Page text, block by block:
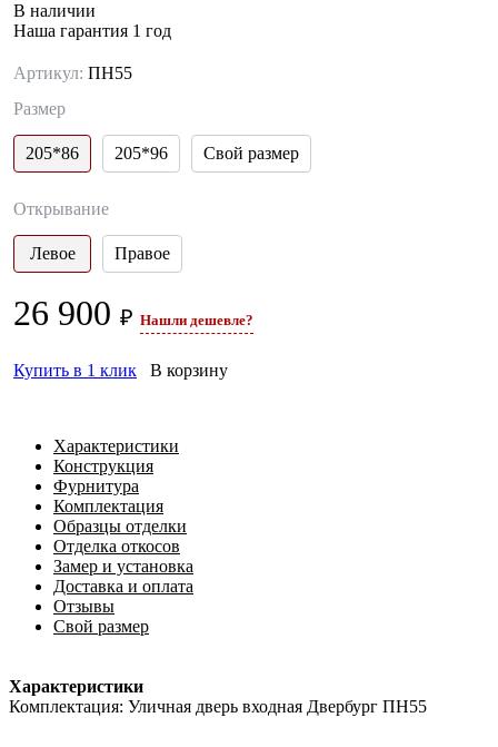
В наличии
Наша гарантия 1 год
Артикул: ПН55
Размер
205*86 205*96 Свой размер
Открывание
Левое Правое
26 900 ₽ Нашли дешевле?
Купить в 1 клик В корзину
Характеристики
Конструкция
Фурнитура
Комплектация
Образцы отделки
Отделка откосов
Замер и установка
Доставка и оплата
Отзывы
Свой размер
Характеристики
Комплектация: Уличная дверь входная Двербург ПН55